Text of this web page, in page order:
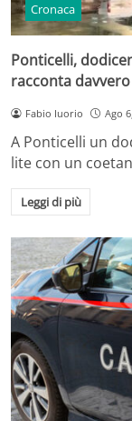
Cronaca
Ponticelli,
racconta
Fabio Iuorio Ago
A Ponticelli un
lite con un
Leggi di più